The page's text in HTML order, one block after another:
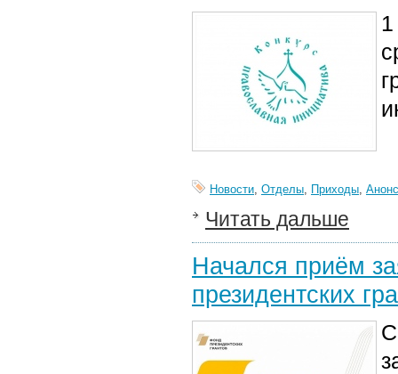
Новости, Отделы, Приходы,
Читать дальше
Начался приём
президентских